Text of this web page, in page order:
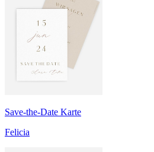
Save-the-Date Karte
Felicia